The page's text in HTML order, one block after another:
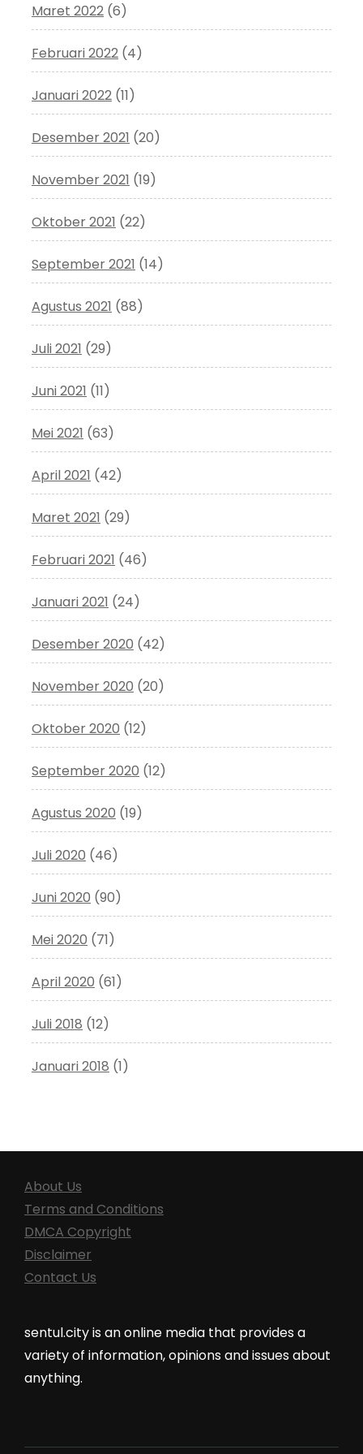
Maret 2022 (6)
Februari 2022 (4)
Januari 2022 (11)
Desember 2021 (20)
November 2021 (19)
Oktober 2021 (22)
September 2021 (14)
Agustus 2021 (88)
Juli 2021 (29)
Juni 2021 (11)
Mei 2021 (63)
April 2021 (42)
Maret 2021 (29)
Februari 2021 (46)
Januari 2021 (24)
Desember 2020 (42)
November 2020 (20)
Oktober 2020 (12)
September 2020 (12)
Agustus 2020 (19)
Juli 2020 (46)
Juni 2020 (90)
Mei 2020 (71)
April 2020 (61)
Juli 2018 (12)
Januari 2018 (1)
About Us
Terms and Conditions
DMCA Copyright
Disclaimer
Contact Us
sentul.city is an online media that provides a
variety of information, opinions and issues about
anything.